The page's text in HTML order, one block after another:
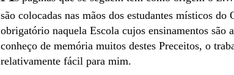
são colocadas nas mãos dos estudantes místicos
obrigatório naquela Escola cujos ensinamentos
conheço de memória muitos destes Preceitos, o
relativamente fácil para mim.